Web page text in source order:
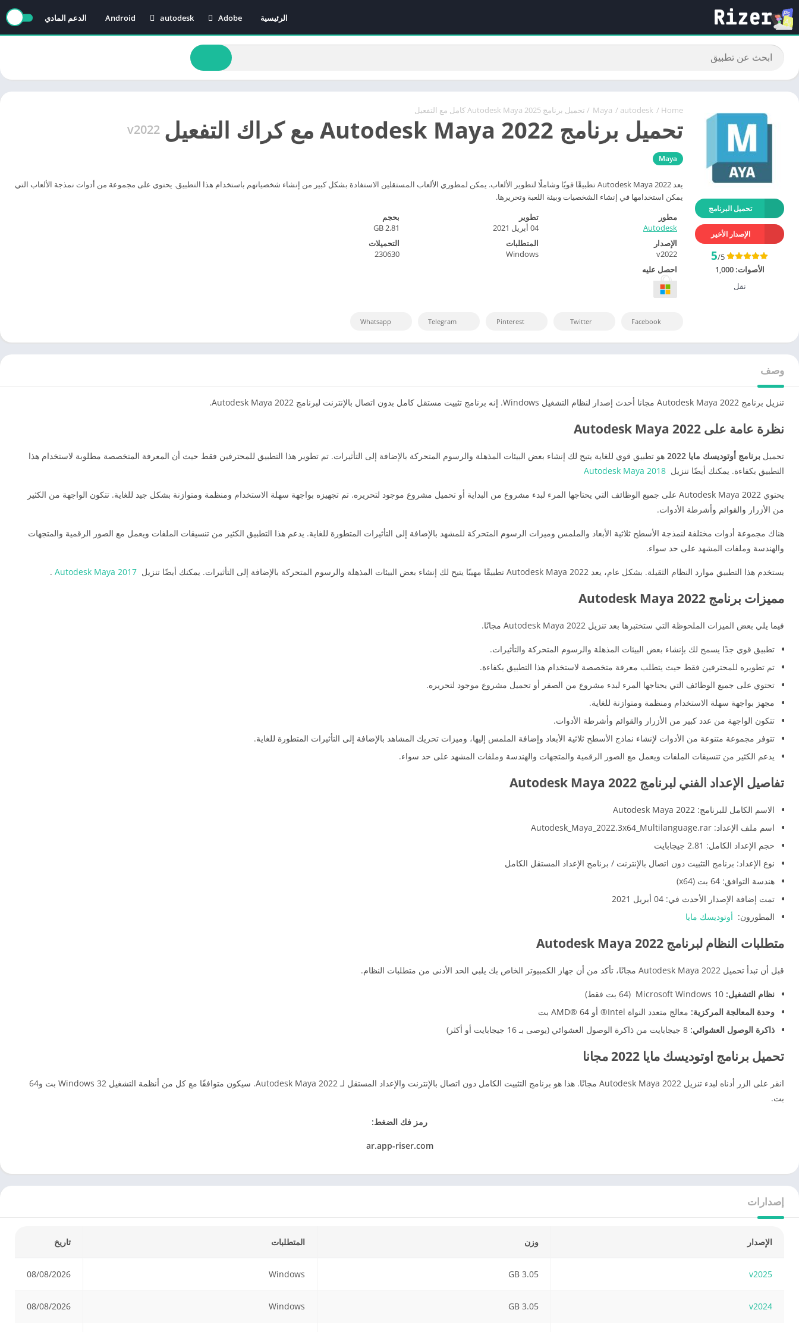
الرئيسية
Adobe
Adobe After Effects
Adobe Audition
Adobe Illustrator
Adobe Media Encoder
autodesk
AutoCAD
Revit
Android الدعم المادي
Home
/
autodesk
/
Maya / تحميل برنامج Autodesk Maya 2025 كامل مع التفعيل
تحميل برنامج Autodesk Maya 2022 مع كراك التفعيل v2022
Maya
يعد Autodesk Maya 2022 تطبيقًا قويًا وشاملًا لتطوير الألعاب. يمكن لمطوري الألعاب المستقلين الاستفادة بشكل كبير من إنشاء شخصياتهم باستخدام هذا التطبيق. يحتوي على مجموعة من أدوات نمذجة الألعاب التي
يمكن استخدامها في إنشاء الشخصيات وبيئة اللعبة وتحريرها.
تحميل البرنامج
الإصدار الأخير
5/5
الأصوات:1,000
نقل
مطور
Autodesk
تطوير
04 أبريل 2021
بحجم
2.81 GB
الإصدار
v2022
المتطلبات
Windows
التحميلات
230630
احصل عليه
Facebook
Twitter
Pinterest
Telegram
Whatsapp
وصف
تنزيل برنامج Autodesk Maya 2022 مجانا أحدث إصدار لنظام التشغيل Windows. إنه برنامج تثبيت مستقل كامل بدون اتصال بالإنترنت لبرنامج Autodesk Maya 2022.
نظرة عامة على Autodesk Maya 2022
تحميل برنامج أوتوديسك مايا 2022
هو تطبيق قوي للغاية يتيح لك إنشاء بعض البيئات المذهلة والرسوم المتحركة بالإضافة إلى التأثيرات. تم تطوير هذا التطبيق للمحترفين فقط حيث أن المعرفة المتخصصة مطلوبة لاستخدام هذا
التطبيق بكفاءة. يمكنك أيضًا تنزيل Autodesk Maya 2018
يحتوي Autodesk Maya 2022 على جميع الوظائف التي يحتاجها المرء لبدء مشروع من البداية أو تحميل مشروع موجود لتحريره. تم تجهيزه بواجهة سهلة الاستخدام ومنظمة ومتوازنة بشكل جيد للغاية. تتكون الواجهة من الكثير
من الأزرار والقوائم وأشرطة الأدوات.
هناك مجموعة أدوات مختلفة لنمذجة الأسطح ثلاثية الأبعاد والملمس وميزات الرسوم المتحركة للمشهد بالإضافة إلى التأثيرات المتطورة للغاية. يدعم هذا التطبيق الكثير من تنسيقات الملفات ويعمل مع الصور الرقمية والمتجهات
والهندسة وملفات المشهد على حد سواء.
يستخدم هذا التطبيق موارد النظام الثقيلة. بشكل عام، يعد Autodesk Maya 2022 تطبيقًا مهيبًا يتيح لك إنشاء بعض البيئات المذهلة والرسوم المتحركة بالإضافة إلى التأثيرات. يمكنك أيضًا تنزيل Autodesk Maya 2017
.
مميزات برنامج Autodesk Maya 2022
فيما يلي بعض الميزات الملحوظة التي ستختبرها بعد تنزيل Autodesk Maya 2022 مجانًا.
تطبيق قوي جدًا يسمح لك بإنشاء بعض البيئات المذهلة والرسوم المتحركة والتأثيرات.
تم تطويره للمحترفين فقط حيث يتطلب معرفة متخصصة لاستخدام هذا التطبيق بكفاءة.
تحتوي على جميع الوظائف التي يحتاجها المرء لبدء مشروع من الصفر أو تحميل مشروع موجود لتحريره.
مجهز بواجهة سهلة الاستخدام ومنظمة ومتوازنة للغاية.
تتكون الواجهة من عدد كبير من الأزرار والقوائم وأشرطة الأدوات.
تتوفر مجموعة متنوعة من الأدوات لإنشاء نماذج الأسطح ثلاثية الأبعاد وإضافة الملمس إليها، وميزات تحريك المشاهد بالإضافة إلى التأثيرات المتطورة للغاية.
يدعم الكثير من تنسيقات الملفات ويعمل مع الصور الرقمية والمتجهات والهندسة وملفات المشهد على حد سواء.
تفاصيل الإعداد الفني لبرنامج Autodesk Maya 2022
الاسم الكامل للبرنامج: Autodesk Maya 2022
اسم ملف الإعداد: Autodesk_Maya_2022.3x64_Multilanguage.rar
حجم الإعداد الكامل: 2.81 جيجابايت
نوع الإعداد: برنامج التثبيت دون اتصال بالإنترنت / برنامج الإعداد المستقل الكامل
هندسة التوافق: 64 بت (x64)
تمت إضافة الإصدار الأحدث في: 04 أبريل 2021
المطورون: أوتوديسك مايا
متطلبات النظام لبرنامج Autodesk Maya 2022
قبل أن تبدأ تحميل Autodesk Maya 2022 مجانًا، تأكد من أن جهاز الكمبيوتر الخاص بك يلبي الحد الأدنى من متطلبات النظام.
نظام التشغيل:
وحدة المعالجة المركزية: معالج متعدد النواة Intel® أو AMD® 64 بت
ذاكرة الوصول العشوائي:
تحميل برنامج اوتوديسك مايا 2022 مجانا
انقر على الزر أدناه لبدء تنزيل Autodesk Maya 2022 مجانًا. هذا هو برنامج التثبيت الكامل دون اتصال بالإنترنت والإعداد المستقل لـ Autodesk Maya 2022. سيكون متوافقًا مع كل من أنظمة التشغيل Windows 32 بت و64
بت.
رمز فك الضغط:
ar.app-riser.com
إصدارات
الإصدار وزن المتطلبات تاريخ
v2025
3.05 GB
Windows
08/08/2026
v2024
3.05 GB
Windows
08/08/2026